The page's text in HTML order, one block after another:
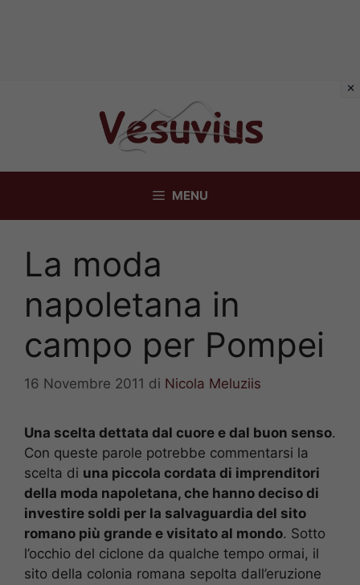
MENU
La moda
napoletana in
campo per Pompei
16 Novembre 2011 di Nicola Meluziis
Una scelta dettata dal cuore e dal buon senso.
Con queste parole potrebbe commentarsi la
scelta di una piccola cordata di imprenditori
della moda napoletana, che hanno deciso di
investire soldi per la salvaguardia del sito
romano più grande e visitato al mondo. Sotto
l’occhio del ciclone da qualche tempo ormai, il
sito della colonia romana sepolta dall’eruzione